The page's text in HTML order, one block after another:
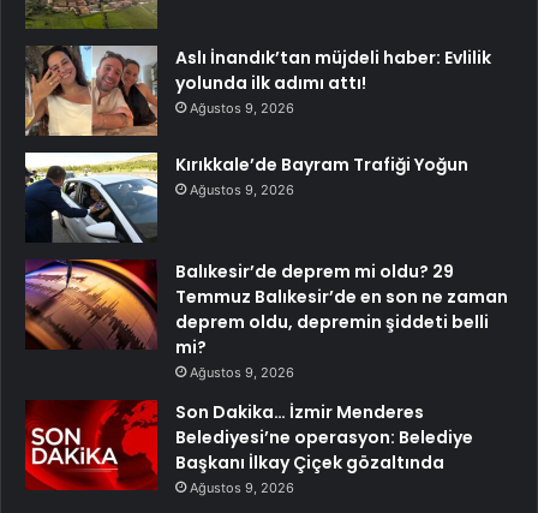
Aslı İnandık’tan müjdeli haber: Evlilik
yolunda ilk adımı attı!
Ağustos 9, 2026
Kırıkkale’de Bayram Trafiği Yoğun
Ağustos 9, 2026
Balıkesir’de deprem mi oldu? 29
Temmuz Balıkesir’de en son ne zaman
deprem oldu, depremin şiddeti belli
mi?
Ağustos 9, 2026
Son Dakika… İzmir Menderes
Belediyesi’ne operasyon: Belediye
Başkanı İlkay Çiçek gözaltında
Ağustos 9, 2026